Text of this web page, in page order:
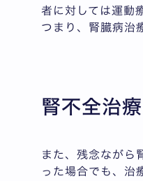
者に対しては運動
つまり、腎臓病治
腎不全治
また、残念ながら
った場合でも、治